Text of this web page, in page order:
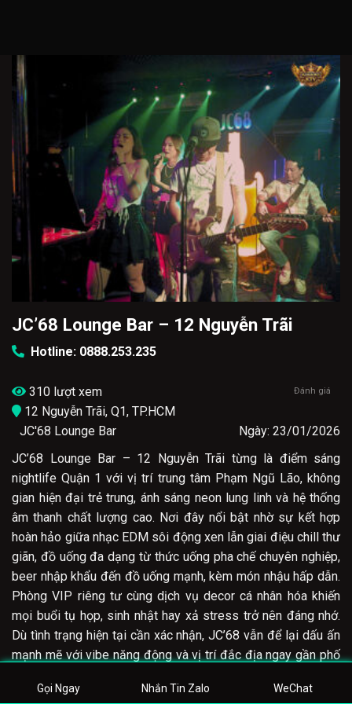
Gọi Ngay Nhắn Tin Zalo WeChat
JC’68 Lounge Bar – 12 Nguyễn Trãi
Hotline: 0888.253.235
310 lượt xem Đánh giá
12 Nguyễn Trãi, Q1, TP.HCM
JC'68 Lounge Bar
Ngày: 23/01/2026
JC’68 Lounge Bar – 12 Nguyễn Trãi từng là điểm sáng
nightlife Quận 1 với vị trí trung tâm Phạm Ngũ Lão, không
gian hiện đại trẻ trung, ánh sáng neon lung linh và hệ thống
âm thanh chất lượng cao. Nơi đây nổi bật nhờ sự kết hợp
hoàn hảo giữa nhạc EDM sôi động xen lẫn giai điệu chill thư
giãn, đồ uống đa dạng từ thức uống pha chế chuyên nghiệp,
beer nhập khẩu đến đồ uống mạnh, kèm món nhậu hấp dẫn.
Phòng VIP riêng tư cùng dịch vụ decor cá nhân hóa khiến
mọi buổi tụ họp, sinh nhật hay xả stress trở nên đáng nhớ.
Dù tình trạng hiện tại cần xác nhận, JC’68 vẫn để lại dấu ấn
mạnh mẽ với vibe năng động và vị trí đắc địa ngay gần phố